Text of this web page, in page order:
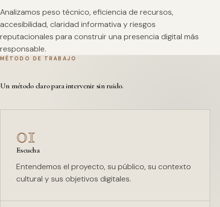
Analizamos peso técnico, eficiencia de recursos,
accesibilidad, claridad informativa y riesgos
reputacionales para construir una presencia digital más
responsable.
MÉTODO DE TRABAJO
Un método claro para intervenir sin ruido.
01
Escucha
Entendemos el proyecto, su público, su contexto
cultural y sus objetivos digitales.